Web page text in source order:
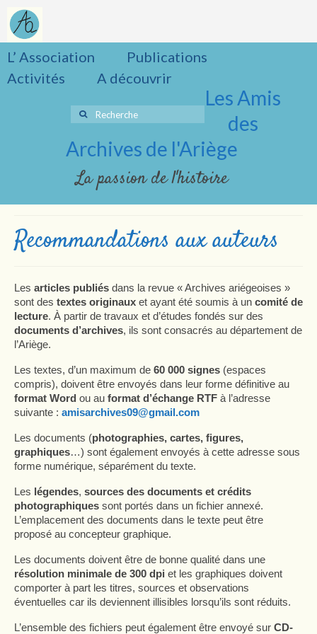
L’ Association
Publications
Activités
A découvrir
Rechercher
:
Les Amis
des
Archives de l'Ariège
La passion de l'histoire
Recommandations aux auteurs
Les articles publiés dans la revue « Archives ariégeoises »
sont des textes originaux et ayant été soumis à un comité de
lecture. À partir de travaux et d’études fondés sur des
documents d’archives, ils sont consacrés au département de
l’Ariège.
Les textes, d’un maximum de 60 000 signes (espaces
compris), doivent être envoyés dans leur forme définitive au
format Word ou au format d’échange RTF à l’adresse
suivante : amisarchives09@gmail.com
Les documents (photographies, cartes, figures,
graphiques…) sont également envoyés à cette adresse sous
forme numérique, séparément du texte.
Les légendes, sources des documents et crédits
photographiques sont portés dans un fichier annexé.
L’emplacement des documents dans le texte peut être
proposé au concepteur graphique.
Les documents doivent être de bonne qualité dans une
résolution minimale de 300 dpi et les graphiques doivent
comporter à part les titres, sources et observations
éventuelles car ils deviennent illisibles lorsqu’ils sont réduits.
L’ensemble des fichiers peut également être envoyé sur CD-